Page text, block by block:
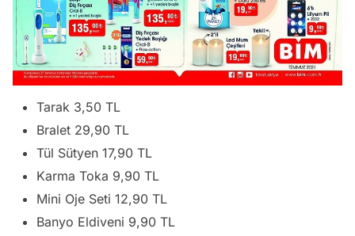
Tarak 3,50 TL
Bralet 29,90 TL
Tül Sütyen 17,90 TL
Karma Toka 9,90 TL
Mini Oje Seti 12,90 TL
Banyo Eldiveni 9,90 TL